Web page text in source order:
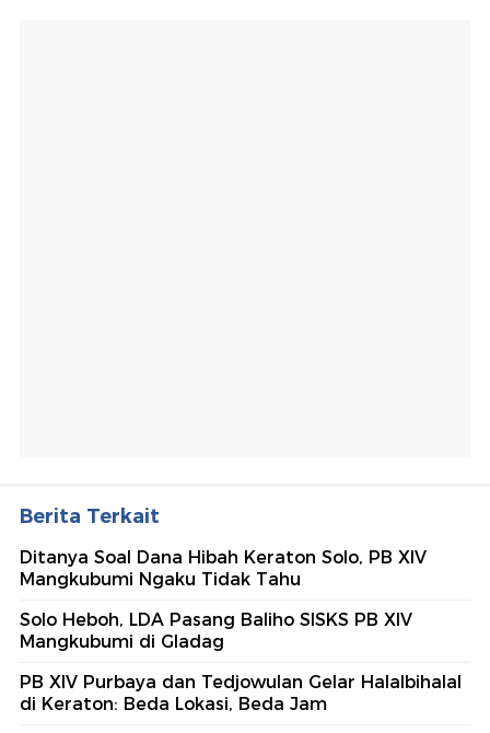
Berita Terkait
Ditanya Soal Dana Hibah Keraton Solo, PB XIV
Mangkubumi Ngaku Tidak Tahu
Solo Heboh, LDA Pasang Baliho SISKS PB XIV
Mangkubumi di Gladag
PB XIV Purbaya dan Tedjowulan Gelar Halalbihalal
di Keraton: Beda Lokasi, Beda Jam